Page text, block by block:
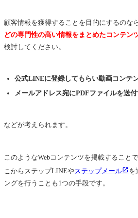
顧客情報を獲得することを目的にするのなら
どの専門性の高い情報をまとめたコンテン
検討してください。
公式LINEに登録してもらい動画コンテ
メールアドレス宛にPDFファイルを送
などが考えられます。
このようなWebコンテンツを掲載すること
こからステップLINEやステップメール
を
ングを行うことも1つの手段です。